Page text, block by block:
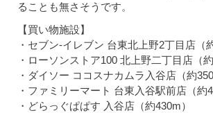
ることも無さそうです。
【買い物施設】
・セブン-イレブン 台東北上野2丁目店（
・ローソンストア100 北上野二丁目店（約
・ダイソー ココスナカムラ入谷店（約
・ファミリーマート 台東入谷駅前店（約
・どらっぐぱぱす 入谷店（約430m）